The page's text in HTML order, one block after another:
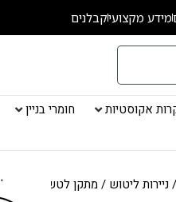
מידע מקצועיקבלנים
אקוסטיות חומרי בניין
/ניירות ליטוש / מתקן לטש ידני גדול